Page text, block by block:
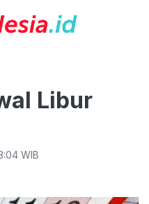
Libur
WIB